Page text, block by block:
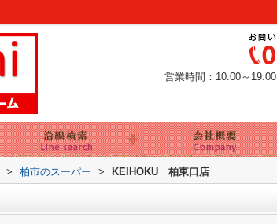
営業時間：10:00～19:00
> 柏市のスーパー > KEIHOKU 柏東口店